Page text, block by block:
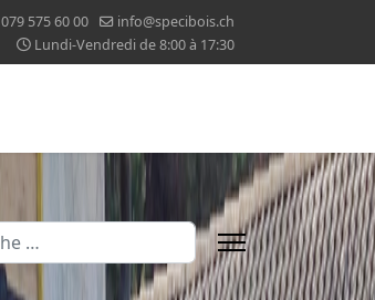
079 575 60 00
info@specibois.ch
Lundi-Vendredi de 8:00 à 17:30